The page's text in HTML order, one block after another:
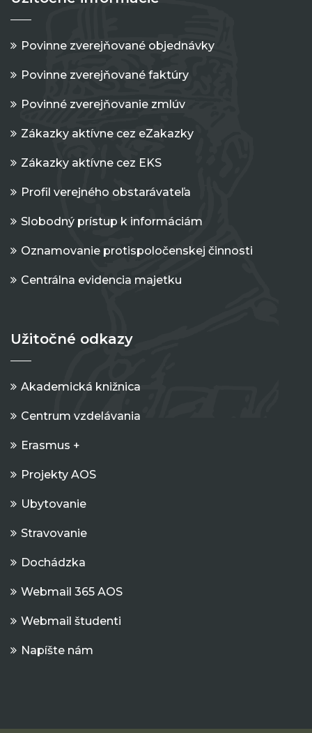
Povinne zverejňované objednávky
Povinne zverejňované faktúry
Povinné zverejňovanie zmlúv
Zákazky aktívne cez eZakazky
Zákazky aktívne cez EKS
Profil verejného obstarávateľa
Slobodný prístup k informáciám
Oznamovanie protispoločenskej činnosti
Centrálna evidencia majetku
Užitočné odkazy
Akademická knižnica
Centrum vzdelávania
Erasmus +
Projekty AOS
Ubytovanie
Stravovanie
Dochádzka
Webmail 365 AOS
Webmail študenti
Napíšte nám